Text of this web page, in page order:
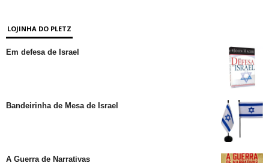
LOJINHA DO PLETZ
Em defesa de Israel
Bandeirinha de Mesa de Israel
A Guerra de Narrativas